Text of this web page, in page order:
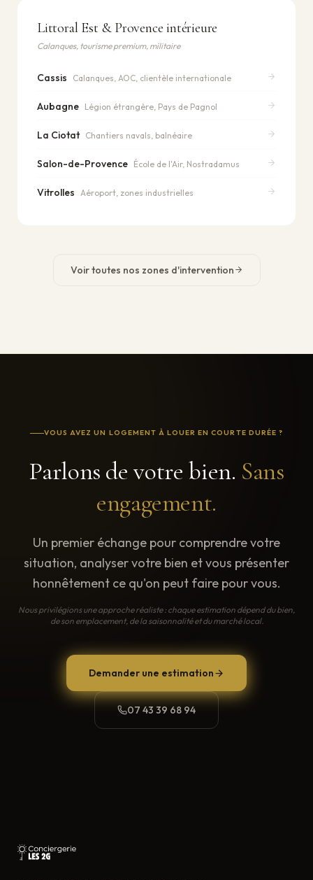
Littoral Est & Provence intérieure
Calanques, tourisme premium, militaire
Cassis Calanques, AOC, clientèle internationale
Aubagne Légion étrangère, Pays de Pagnol
La Ciotat Chantiers navals, balnéaire
Salon-de-Provence École de l'Air, Nostradamus
Vitrolles Aéroport, zones industrielles
Voir toutes nos zones d'intervention
VOUS AVEZ UN LOGEMENT À LOUER EN COURTE DURÉE ?
Parlons de votre bien. Sans
engagement.
Un premier échange pour comprendre votre
situation, analyser votre bien et vous présenter
honnêtement ce qu'on peut faire pour vous.
Nous privilégions une approche réaliste : chaque estimation dépend du bien,
de son emplacement, de la saisonnalité et du marché local.
Demander une estimation
07 43 39 68 94